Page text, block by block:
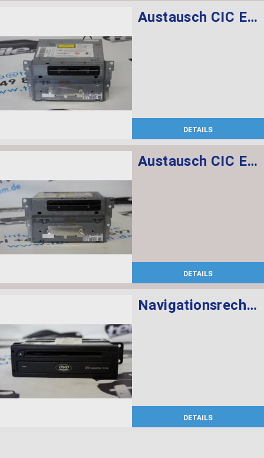
Austausch CIC ECE
DETAILS
Austausch CIC ECE
DETAILS
Navigationsrechner
DETAILS